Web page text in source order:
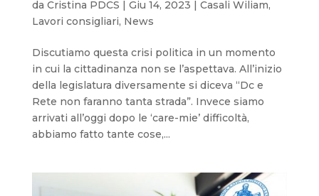
da Cristina PDCS | Giu 14, 2023 | Casali Wiliam,
Lavori consigliari, News
Discutiamo questa crisi politica in un momento
in cui la cittadinanza non se l’aspettava. All’inizio
della legislatura diversamente si diceva “Dc e
Rete non faranno tanta strada”. Invece siamo
arrivati all’oggi dopo le ‘care-mie’ difficoltà,
abbiamo fatto tante cose,...